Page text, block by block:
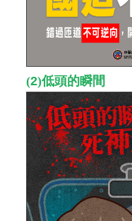
(2)低頭的瞬間